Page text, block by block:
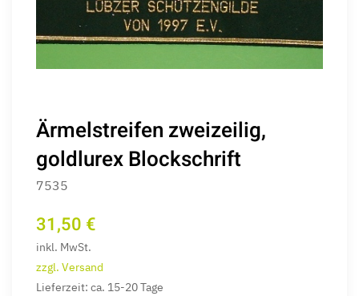
Ärmelstreifen zweizeilig,
goldlurex Blockschrift
7535
31,50 €
inkl. MwSt.
zzgl. Versand
Lieferzeit: ca. 15-20 Tage